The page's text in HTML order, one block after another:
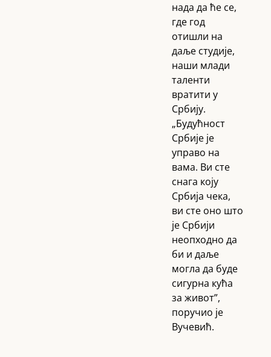
нада да ће се,
где год
отишли на
даље студије,
наши млади
таленти
вратити у
Србију.
„Будућност
Србије је
управо на
вама. Ви сте
снага коју
Србија чека,
ви сте оно што
је Србији
неопходно да
би и даље
могла да буде
сигурна кућа
за живот”,
поручио је
Вучевић.